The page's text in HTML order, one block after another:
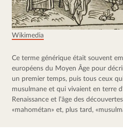
Wikimedia
Ce terme générique était souvent
européens du Moyen Âge pour
un premier temps, puis tous ceux
musulmane et qui vivaient en terre
Renaissance et l’âge des
«mahométan» et, plus tard,